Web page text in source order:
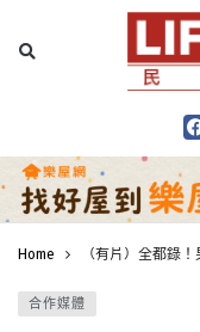
Home （有片）全都錄
合作媒體